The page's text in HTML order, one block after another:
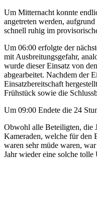
Um Mitternacht konnte
angetreten werden, aufgrund
schnell ruhig im
Um 06:00 erfolgte der
mit Ausbreitungsgefahr,
wurde dieser Einsatz von
abgearbeitet. Nachdem der
Einsatzbereitschaft
Frühstück sowie die
Um 09:00 Endete die 24
Obwohl alle Beteiligten, die
Kameraden, welche für den
waren sehr müde waren,
Jahr wieder eine solche tolle